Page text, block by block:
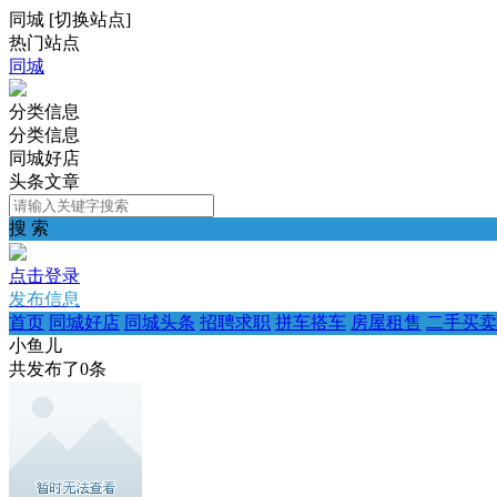
同城 [切换站点]
热门站点
同城
分类信息
分类信息
同城好店
头条文章
搜 索
点击登录
发布信息
首页 同城好店 同城头条 招聘求职 拼车搭车 房屋租售 二手买卖
小鱼儿
共发布了0条